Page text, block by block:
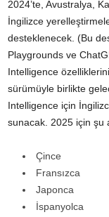
2024’te, Avustralya,
İngilizce
desteklenecek. (Bu
Playgrounds ve
Intelligence
sürümüyle birlikte
Intelligence için
sunacak. 2025 için şu
Çince
Fransızca
Japonca
İspanyolca